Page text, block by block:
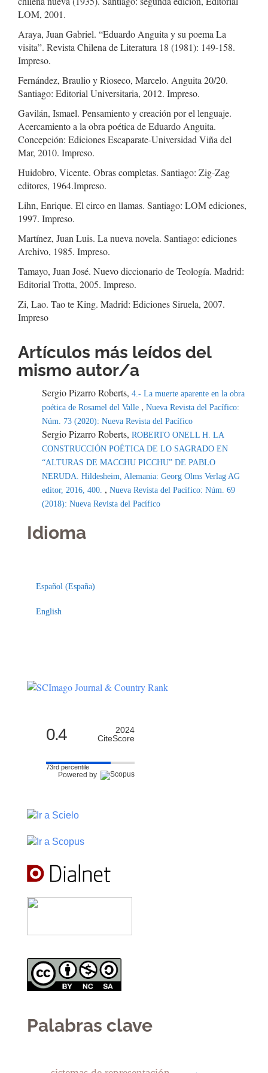
LOM, 2001.
Araya, Juan Gabriel. “Eduardo Anguita y su poema La
visita”. Revista Chilena de Literatura 18 (1981): 149-158.
Impreso.
Fernández, Braulio y Rioseco, Marcelo. Anguita 20/20.
Santiago: Editorial Universitaria, 2012. Impreso.
Gavilán, Ismael. Pensamiento y creación por el lenguaje.
Acercamiento a la obra poética de Eduardo Anguita.
Concepción: Ediciones Escaparate-Universidad Viña del
Mar, 2010. Impreso.
Huidobro, Vicente. Obras completas. Santiago: Zig-Zag
editores, 1964.Impreso.
Lihn, Enrique. El circo en llamas. Santiago: LOM ediciones,
1997. Impreso.
Martínez, Juan Luis. La nueva novela. Santiago: ediciones
Archivo, 1985. Impreso.
Tamayo, Juan José. Nuevo diccionario de Teología. Madrid:
Editorial Trotta, 2005. Impreso.
Zi, Lao. Tao te King. Madrid: Ediciones Siruela, 2007.
Impreso
Artículos más leídos del
mismo autor/a
Sergio Pizarro Roberts, 4.- La muerte aparente en la obra
poética de Rosamel del Valle , Nueva Revista del Pacífico:
Núm. 73 (2020): Nueva Revista del Pacífico
Sergio Pizarro Roberts, ROBERTO ONELL H. LA
CONSTRUCCIÓN POÉTICA DE LO SAGRADO EN
“ALTURAS DE MACCHU PICCHU” DE PABLO
NERUDA. Hildesheim, Alemania: Georg Olms Verlag AG
editor, 2016, 400. , Nueva Revista del Pacífico: Núm. 69
(2018): Nueva Revista del Pacífico
Idioma
Español (España)
English
Indexaciones
0.4
2024
CiteScore
73rd percentile
Powered by
Licencia
Palabras clave